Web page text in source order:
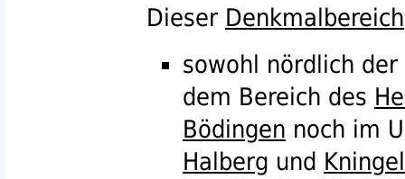
Dieser Denkmalbereich
sowohl nördlich der
dem Bereich des
Bödingen noch im
Halberg und